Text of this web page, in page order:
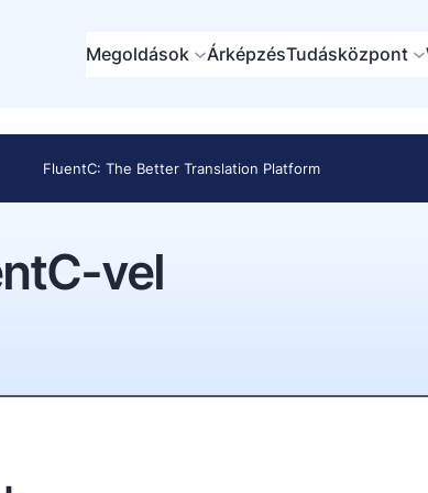
Megoldások ÁrképzésTudásközpont
FluentC: The Better Translation Platform
vel